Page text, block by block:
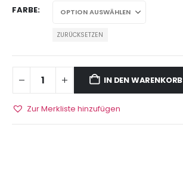
FARBE
ZURÜCKSETZEN
IN DEN WARENKORB
Zur Merkliste hinzufügen